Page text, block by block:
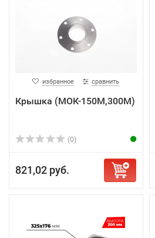
избранное сравнить
Крышка (МОК-150М,300М)
(0)
821,02 руб.